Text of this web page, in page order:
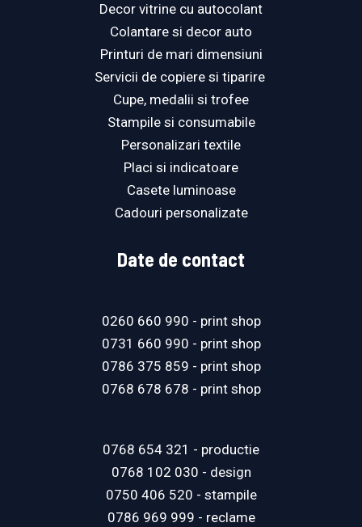
Decor vitrine cu autocolant
Colantare si decor auto
Printuri de mari dimensiuni
Servicii de copiere si tiparire ​
Cupe, medalii si trofee
Stampile si consumabile
Personalizari textile
Placi si indicatoare
Casete luminoase
Cadouri personalizate
Date de contact
0260 660 990 - print shop
0731 660 990 - print shop
0786 375 859 - print shop
0768 678 678 - print shop
0768 654 321 - productie
0768 102 030 - design
0750 406 520 - stampile
0786 969 999 - reclame